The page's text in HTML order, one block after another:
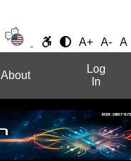
A+ A- A
About
Log
In